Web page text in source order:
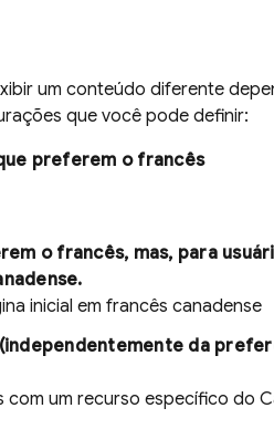
um conteúdo diferente
que você pode definir:
preferem o francês
o francês, mas, para
inicial em francês canadense
da
com um recurso específico do